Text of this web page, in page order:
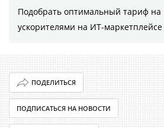
Подобрать оптимальный тариф на
ускорителями на ИТ-
ПОДЕЛИТЬСЯ
ПОДПИСАТЬСЯ НА НОВОСТИ